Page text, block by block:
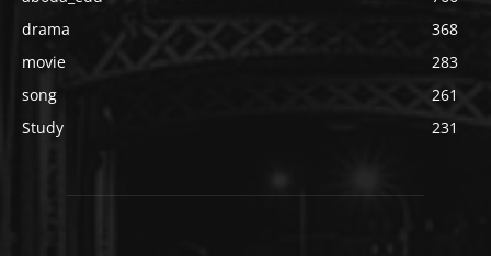
drama
368
movie
283
song
261
Study
231